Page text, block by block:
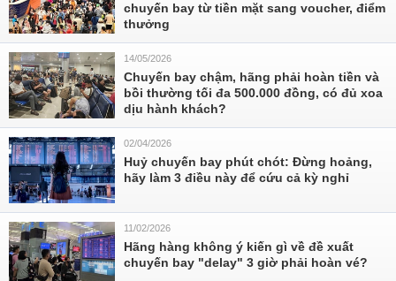
chuyến bay từ tiền mặt sang voucher, điểm
thưởng
14/05/2026
Chuyến bay chậm, hãng phải hoàn tiền và
bồi thường tối đa 500.000 đồng, có đủ xoa
dịu hành khách?
02/04/2026
Huỷ chuyến bay phút chót: Đừng hoảng,
hãy làm 3 điều này để cứu cả kỳ nghỉ
11/02/2026
Hãng hàng không ý kiến gì về đề xuất
chuyến bay "delay" 3 giờ phải hoàn vé?